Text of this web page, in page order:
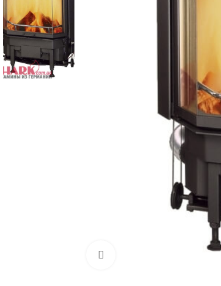
Клацніть, щоб збільшити